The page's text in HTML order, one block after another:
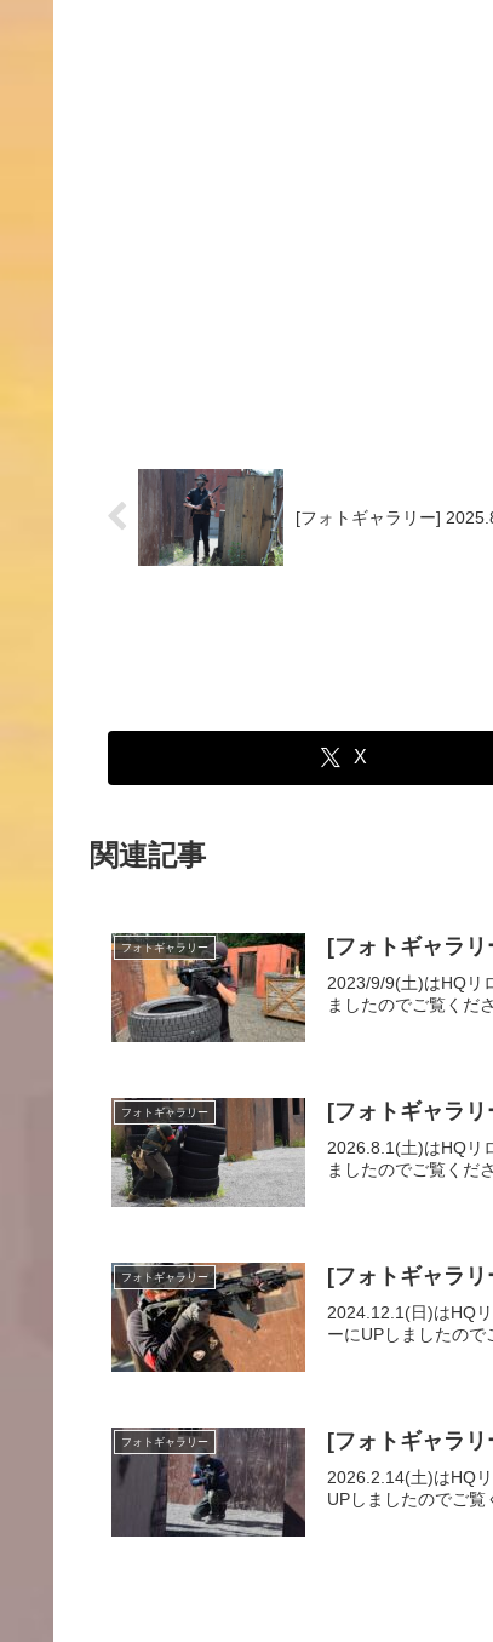
[フォトギャラリー]
X
関連記事
フォトギャラリー [フォトギャラ
2023/9/9(土)はHQリ
ましたのでご覧くだ
フォトギャラリー [フォトギャラ
2026.8.1(土)はHQリ
ましたのでご覧くだ
フォトギャラリー [フォトギャラ
2024.12.1(日)はHQ
ーにUPしましたので
フォトギャラリー [フォトギャラ
2026.2.14(土)はHQ
UPしましたのでご